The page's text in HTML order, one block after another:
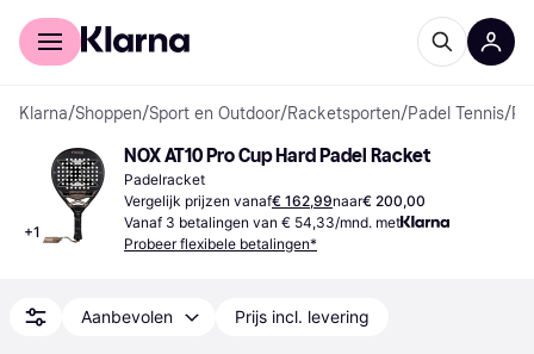
Voor shoppers
Klarna/Shoppen/Sport en Outdoor/Racketsporten/Padel Tennis/
+1
NOX AT10 Pro Cup Hard Padel Racket
Padelracket
Vergelijk prijzen vanaf€ 162,99naar€ 200,00
Vanaf 3 betalingen van € 54,33/mnd. met
Probeer flexibele betalingen*
Aanbevolen Prijs incl. levering